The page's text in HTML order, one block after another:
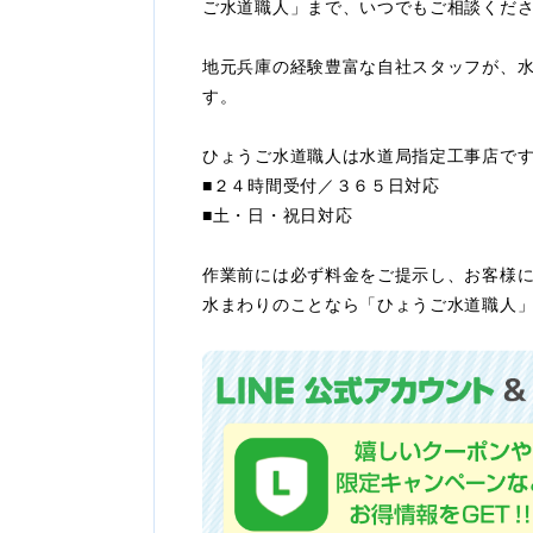
ご水道職人」まで、いつでもご相談くだ
地元兵庫の経験豊富な自社スタッフが、
す。
ひょうご水道職人は水道局指定工事店で
■２４時間受付／３６５日対応
■土・日・祝日対応
作業前には必ず料金をご提示し、お客様
水まわりのことなら「ひょうご水道職人